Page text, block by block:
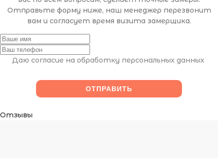
Отправьте форму ниже, наш менеджер перезвонит
вам и согласует время визита замерщика.
Даю согласие на обработку персональных данных
Отзывы